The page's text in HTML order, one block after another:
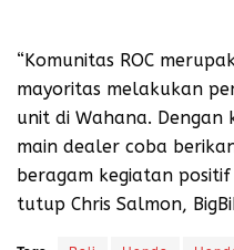
“Komunitas ROC
mayoritas melakukan
unit di Wahana. Dengan
main dealer coba
beragam kegiatan
tutup Chris Salmon,